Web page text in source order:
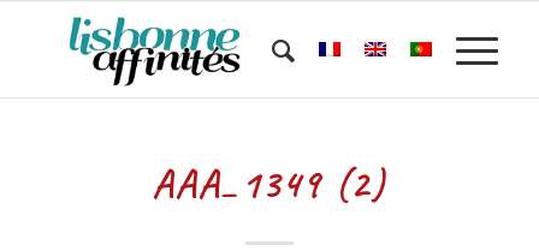
AAA_1349 (2)